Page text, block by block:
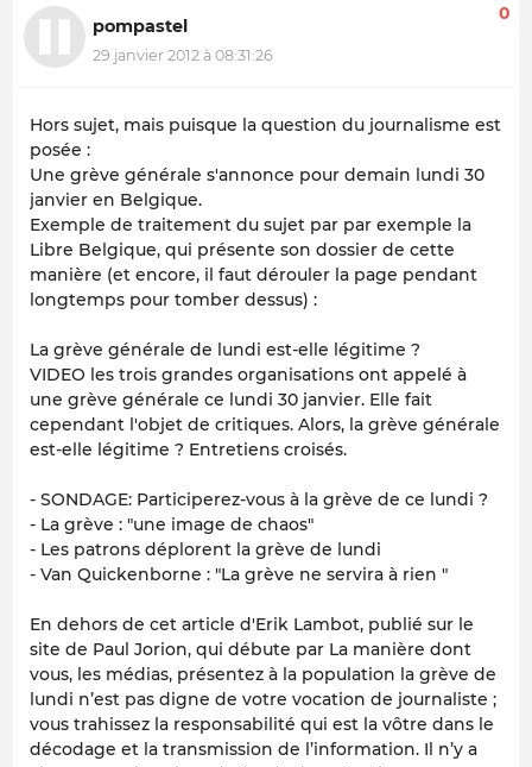
pompastel
29 janvier 2012 à 08:31:26
0
Hors sujet, mais puisque la question du journalisme est
posée :
Une grève générale s'annonce pour demain lundi 30
janvier en Belgique.
Exemple de traitement du sujet par par exemple la
Libre Belgique, qui présente son dossier de cette
manière (et encore, il faut dérouler la page pendant
longtemps pour tomber dessus) :
La grève générale de lundi est-elle légitime ?
VIDEO les trois grandes organisations ont appelé à
une grève générale ce lundi 30 janvier. Elle fait
cependant l'objet de critiques. Alors, la grève générale
est-elle légitime ? Entretiens croisés.
- SONDAGE: Participerez-vous à la grève de ce lundi ?
- La grève : "une image de chaos"
- Les patrons déplorent la grève de lundi
- Van Quickenborne : "La grève ne servira à rien "
En dehors de cet article d'Erik Lambot, publié sur le
site de Paul Jorion, qui débute par La manière dont
vous, les médias, présentez à la population la grève de
lundi n’est pas digne de votre vocation de journaliste ;
vous trahissez la responsabilité qui est la vôtre dans le
décodage et la transmission de l’information. Il n’y a